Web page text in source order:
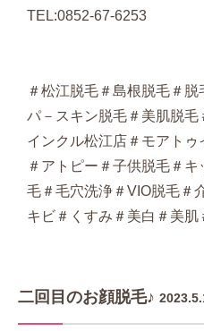
TEL:0852-67-6253
＃松江脱毛＃島根脱毛＃
パ－スキン脱毛＃美肌脱
インクル松江店＃モアト
＃アトピー＃子供脱毛＃
毛＃毛穴洗浄＃VIO脱毛＃
キビ＃くすみ＃美白＃美
二回目のお顔脱毛♪